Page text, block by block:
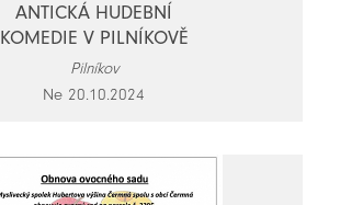
ANTICKÁ HUDEBNÍ
KOMEDIE V PILNÍKOVĚ
Pilníkov
Ne 20.10.2024